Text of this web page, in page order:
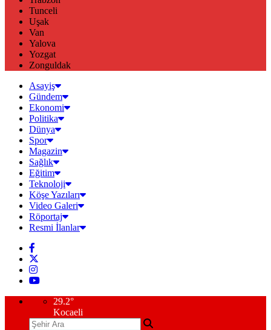
Tunceli
Uşak
Van
Yalova
Yozgat
Zonguldak
Asayiş
Gündem
Ekonomi
Politika
Dünya
Spor
Magazin
Sağlık
Eğitim
Teknoloji
Köşe Yazıları
Video Galeri
Röportaj
Resmi İlanlar
29.2°
Kocaeli